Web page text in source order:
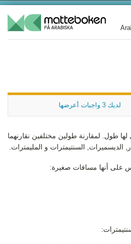
لديك 3 واجبات أعرضها
لها طول. لمقارنة طولين مختلفين نقارنهما
الديسميرات, السنتيمترات و المليمترات.
على أنها مسافات صغيرة: